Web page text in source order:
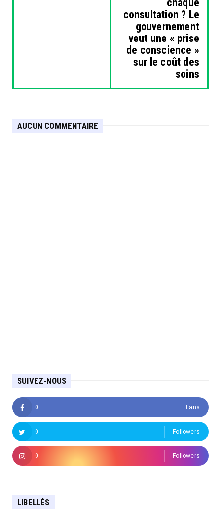
chaque
consultation ? Le
gouvernement
veut une « prise
de conscience »
sur le coût des
soins
AUCUN COMMENTAIRE
SUIVEZ-NOUS
0 Fans
0 Followers
0 Followers
LIBELLÉS